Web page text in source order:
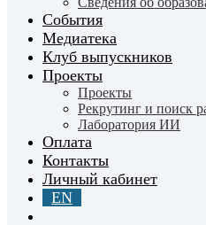
События
Медиатека
Клуб выпускников
Проекты
Проекты
Рекрутинг и поиск
Лаборатория ИИ
Оплата
Контакты
Личный кабинет
EN